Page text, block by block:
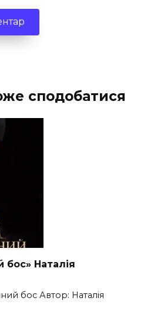
сподобатися
бос» Наталія
бос Автор: Наталія